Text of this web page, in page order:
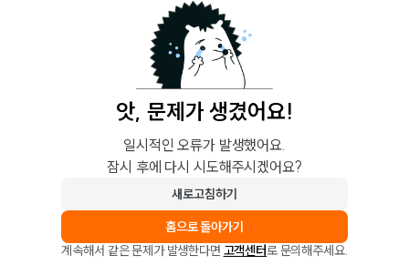
앗, 문제가 생겼어요!
일시적인 오류가 발생했어요.
잠시 후에 다시 시도해주시겠어요?
새로고침하기
홈으로 돌아가기
계속해서 같은 문제가 발생한다면 고객센터로 문의해주세요.